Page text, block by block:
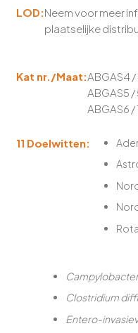
LOD:Neem voor meer
plaatselijke
Kat nr./Maat:ABGAS4 /
ABGAS5 /
ABGAS6 /
11 Doelwitten:
Clostridium
Entero-